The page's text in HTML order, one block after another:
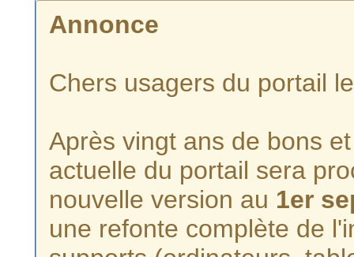
Annonce
Chers usagers du portail
Après vingt ans de bons
actuelle du portail sera
nouvelle version au 1er
une refonte complète de